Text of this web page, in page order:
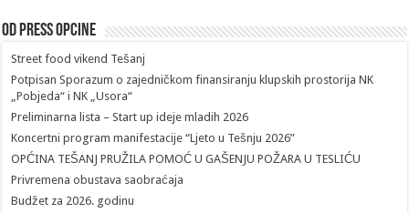
Od Press Opcine
Street food vikend Tešanj
Potpisan Sporazum o zajedničkom finansiranju klupskih prostorija NK
„Pobjeda“ i NK „Usora“
Preliminarna lista – Start up ideje mladih 2026
Koncertni program manifestacije “Ljeto u Tešnju 2026”
OPĆINA TEŠANJ PRUŽILA POMOĆ U GAŠENJU POŽARA U TESLIĆU
Privremena obustava saobraćaja
Budžet za 2026. godinu